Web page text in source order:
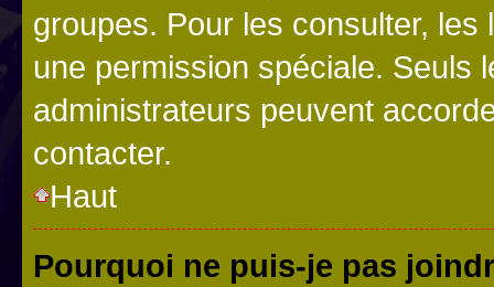
groupes. Pour les consulter,
une permission spéciale. Seuls
administrateurs peuvent
contacter.
Haut
Pourquoi ne puis-je pas